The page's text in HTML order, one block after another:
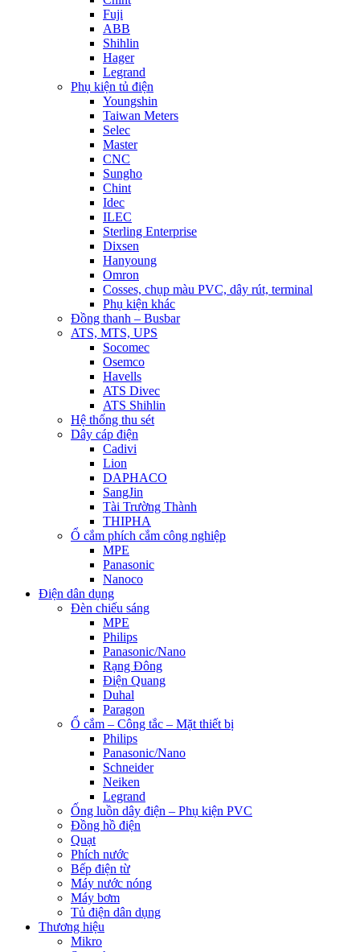
Fuji
ABB
Shihlin
Hager
Legrand
Phụ kiện tủ điện
Youngshin
Taiwan Meters
Selec
Master
CNC
Sungho
Chint
Idec
ILEC
Sterling Enterprise
Dixsen
Hanyoung
Omron
Cosses, chụp màu PVC, dây rút, terminal
Phụ kiện khác
Đồng thanh – Busbar
ATS, MTS, UPS
Socomec
Osemco
Havells
ATS Divec
ATS Shihlin
Hệ thống thu sét
Dây cáp điện
Cadivi
Lion
DAPHACO
SangJin
Tài Trường Thành
THIPHA
Ổ cắm phích cắm công nghiệp
MPE
Panasonic
Nanoco
Điện dân dụng
Đèn chiếu sáng
MPE
Philips
Panasonic/Nano
Rạng Đông
Điện Quang
Duhal
Paragon
Ổ cắm – Công tắc – Mặt thiết bị
Philips
Panasonic/Nano
Schneider
Neiken
Legrand
Ống luồn dây điện – Phụ kiện PVC
Đồng hồ điện
Quạt
Phích nước
Bếp điện từ
Máy nước nóng
Máy bơm
Tủ điện dân dụng
Thương hiệu
Mikro